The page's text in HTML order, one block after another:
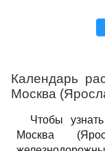
Календарь
Москва
Чтобы
Москва